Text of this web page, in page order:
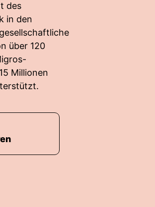
des
in den
über 120
Millionen